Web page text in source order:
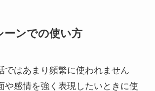
ーンでの使い方
ではあまり頻繁に使われません
や感情を強く表現したいときに使